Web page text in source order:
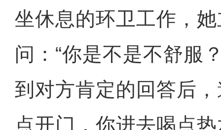
坐休息的环卫工作，
问：“你是不是不舒服
到对方肯定的回答后
点开门，你进去喝点